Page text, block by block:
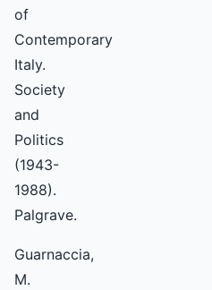
of
Contemporary
Italy.
Society
and
Politics
(1943-
1988).
Palgrave.
Guarnaccia,
M.